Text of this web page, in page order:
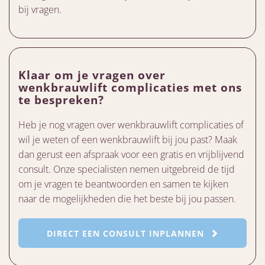
bij vragen.
Klaar om je vragen over
wenkbrauwlift complicaties met ons
te bespreken?
Heb je nog vragen over wenkbrauwlift complicaties of
wil je weten of een wenkbrauwlift bij jou past? Maak
dan gerust een afspraak voor een gratis en vrijblijvend
consult. Onze specialisten nemen uitgebreid de tijd
om je vragen te beantwoorden en samen te kijken
naar de mogelijkheden die het beste bij jou passen.
DIRECT EEN CONSULT INPLANNEN